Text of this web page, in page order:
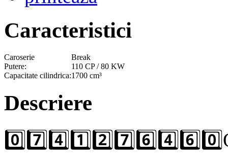
Caracteristici
Caroserie
Break
Putere:
110 CP / 80 KW
Capacitate cilindrica:1700 cm³
Descriere